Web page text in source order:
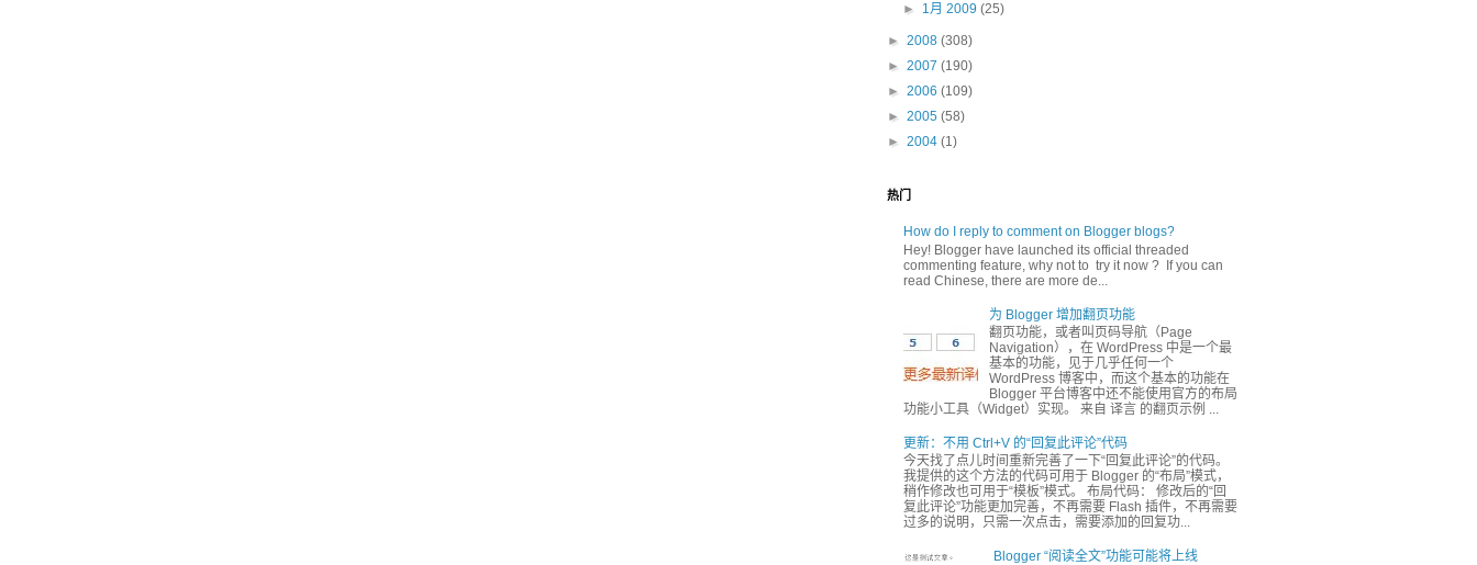
► 1月 2009(25)
► 2008 (308)
► 2007 (190)
► 2006 (109)
► 2005 (58)
► 2004 (1)
热门
How do I reply to comment on Blogger blogs?
Hey! Blogger have launched its official threaded
commenting feature, why not to try it now ? If you can
read Chinese, there are more de...
为 Blogger 增加翻页功能
翻页功能，或者叫页码导航（Page
Navigation），在 WordPress 中是一个最
基本的功能，见于几乎任何一个
WordPress 博客中，而这个基本的功能在
Blogger 平台博客中还不能使用官方的布局
功能小工具（Widget）实现。 来自 译言 的翻页示例 ...
更新：不用 Ctrl+V 的“回复此评论”代码
今天找了点儿时间重新完善了一下“回复此评论”的代码。
我提供的这个方法的代码可用于 Blogger 的“布局”模式，
稍作修改也可用于“模板”模式。 布局代码： 修改后的“回
复此评论”功能更加完善，不再需要 Flash 插件，不再需要
过多的说明，只需一次点击，需要添加的回复功...
Blogger “阅读全文”功能可能将上线